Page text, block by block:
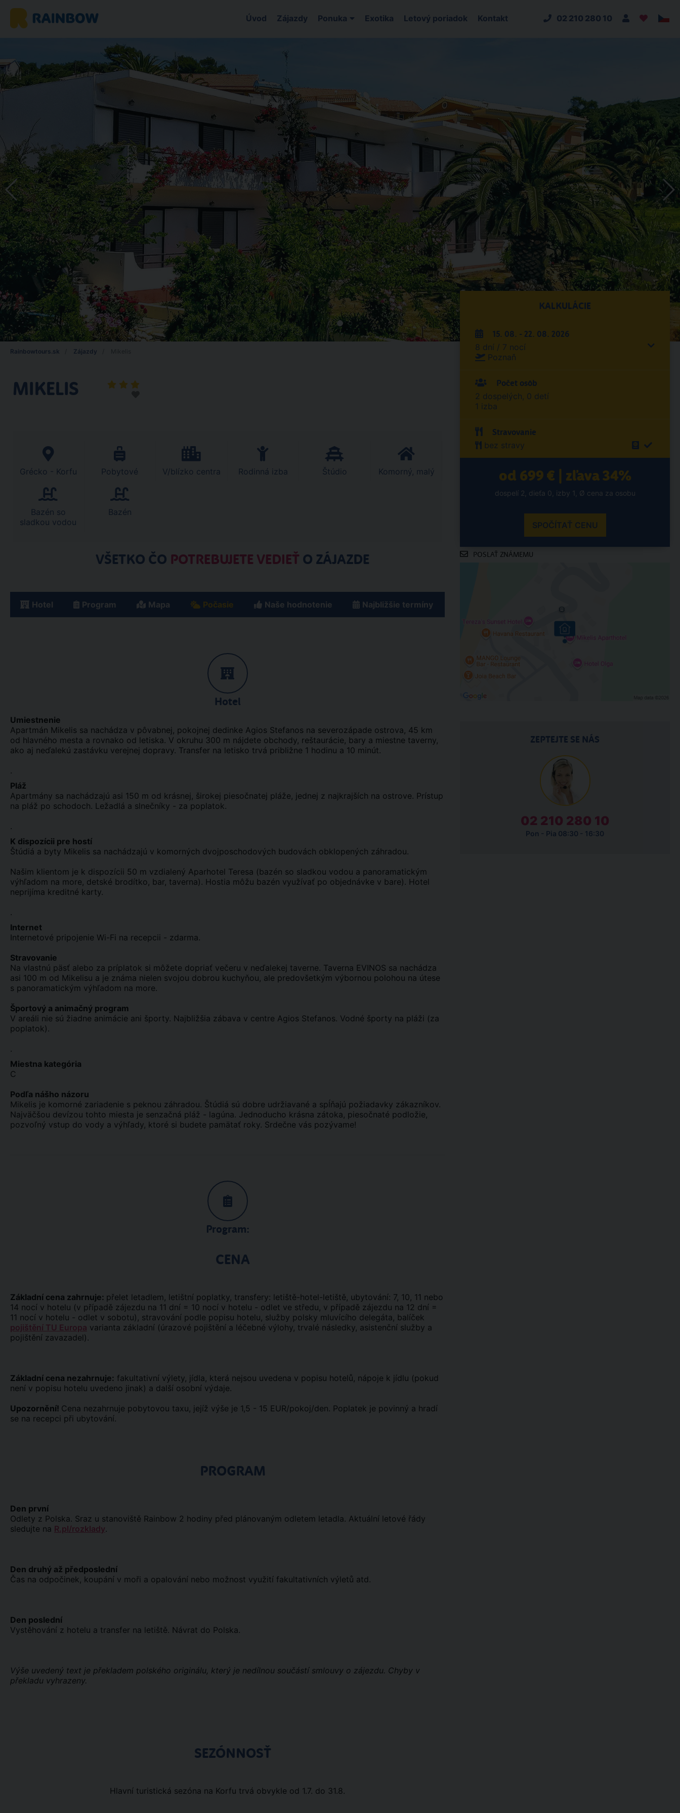
Úvod Zájazdy Ponuka Exotika Letový poriadok Kontakt 02 210 280 10
Rainbowtours.sk Zájazdy
MIKELIS
Grécko - Korfu Pobytové V/blízko centra Rodinná izba Štúdio Komorný, malý
Bazén so
sladkou vodou
Bazén
VŠETKO ČO POTREBUJETE VEDIEŤ O ZÁJAZDE
Hotel Program Mapa Počasie Naše hodnotenie Najbližšie termíny
Hotel
Umiestnenie
Apartmán Mikelis sa nachádza v pôvabnej, pokojnej dedinke Agios Stefanos na severozápade ostrova, 45 km
od hlavného mesta a rovnako od letiska. V okruhu 300 m nájdete obchody, reštaurácie, bary a miestne taverny,
ako aj neďalekú zastávku verejnej dopravy. Transfer na letisko trvá približne 1 hodinu a 10 minút.
.
Pláž
Apartmány sa nachádzajú asi 150 m od krásnej, širokej piesočnatej pláže, jednej z najkrajších na ostrove. Prístup
na pláž po schodoch. Ležadlá a slnečníky - za poplatok.
.
K dispozícii pre hostí
Štúdiá a byty Mikelis sa nachádzajú v komorných dvojposchodových budovách obklopených záhradou.
Našim klientom je k dispozícii 50 m vzdialený Aparhotel Teresa (bazén so sladkou vodou a panoramatickým
výhľadom na more, detské brodítko, bar, taverna). Hostia môžu bazén využívať po objednávke v bare). Hotel
neprijíma kreditné karty.
.
Internet
Internetové pripojenie Wi-Fi na recepcii - zdarma.
Stravovanie
Na vlastnú päsť alebo za príplatok si môžete dopriať večeru v neďalekej taverne. Taverna EVINOS sa nachádza
asi 100 m od Mikelisu a je známa nielen svojou dobrou kuchyňou, ale predovšetkým výbornou polohou na útese
s panoramatickým výhľadom na more.
Športový a animačný program
V areáli nie sú žiadne animácie ani športy. Najbližšia zábava v centre Agios Stefanos. Vodné športy na pláži (za
poplatok).
.
Miestna kategória
C
Podľa nášho názoru
Mikelis je komorné zariadenie s peknou záhradou. Štúdiá sú dobre udržiavané a spĺňajú požiadavky zákazníkov.
Najväčšou devízou tohto miesta je senzačná pláž - lagúna. Jednoducho krásna zátoka, piesočnaté podložie,
pozvoľný vstup do vody a výhľady, ktoré si budete pamätať roky. Srdečne vás pozývame!
Program:
CENA
Základní cena zahrnuje: přelet letadlem, letištní poplatky, transfery: letiště-hotel-letiště, ubytování: 7, 10, 11 nebo
14 nocí v hotelu (v případě zájezdu na 11 dní = 10 nocí v hotelu - odlet ve středu, v případě zájezdu na 12 dní =
11 nocí v hotelu - odlet v sobotu), stravování podle popisu hotelu, služby polsky mluvícího delegáta, balíček
pojištění TU Europa varianta základní (úrazové pojištění a léčebné výlohy, trvalé následky, asistenční služby a
pojištění zavazadel).
Základní cena nezahrnuje: fakultativní výlety, jídla, která nejsou uvedena v popisu hotelů, nápoje k jídlu (pokud
není v popisu hotelu uvedeno jinak) a další osobní výdaje.
Upozornění! Cena nezahrnuje pobytovou taxu, jejíž výše je 1,5 - 15 EUR/pokoj/den. Poplatek je povinný a hradí
se na recepci při ubytování.
PROGRAM
Den první
Odlety z Polska. Sraz u stanoviště Rainbow 2 hodiny před plánovaným odletem letadla. Aktuální letové řády
sledujte na R.pl/rozklady.
Den druhý až předposlední
Čas na odpočinek, koupání v moři a opalování nebo možnost využití fakultativních výletů atd.
Den poslední
Vystěhování z hotelu a transfer na letiště. Návrat do Polska.
Výše uvedený text je překladem polského originálu, který je nedílnou součástí smlouvy o zájezdu. Chyby v
překladu vyhrazeny.
SEZÓNNOSŤ
Hlavní turistická sezóna na Korfu trvá obvykle od 1.7. do 31.8.
KALKULÁCIE
15. 08. - 22. 08. 2026
8 dní / 7 nocí
Poznaň
Počet osôb
2 dospelých, 0 detí
1 izba
Stravovanie
bez stravy
od 699 € | zľava 34%
dospelí 2, dieťa 0, izby 1, Ø cena za osobu
SPOČÍTAŤ CENU
POSLAŤ ZNÁMEMU
ZEPTEJTE SE NÁS
02 210 280 10
Pon - Pia 08:30 - 16:30